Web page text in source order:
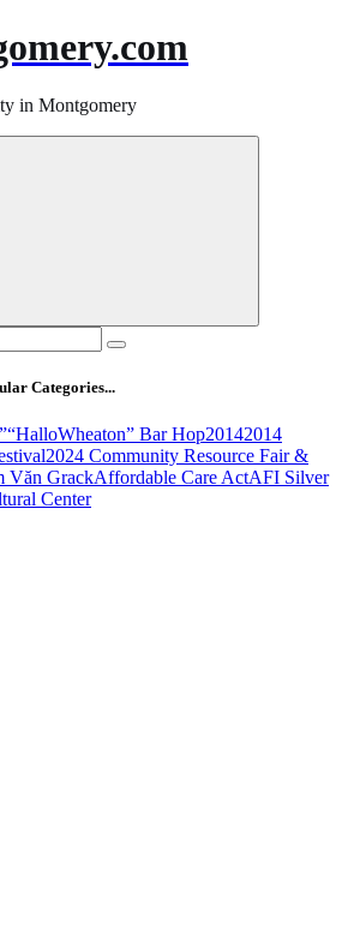
in Montgomery
Categories...
“HalloWheaton” Bar Hop20142014
2024 Community Resource Fair &
Văn GrackAffordable Care ActAFI Silver
Center